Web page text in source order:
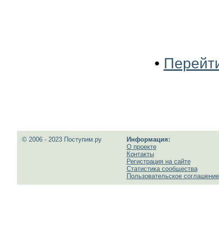
•
© 2006 - 2023 Поступим.ру
Информация:
О проекте
Контакты
Регистрация на сайте
Статистика сообщества
Пользовательское соглашение